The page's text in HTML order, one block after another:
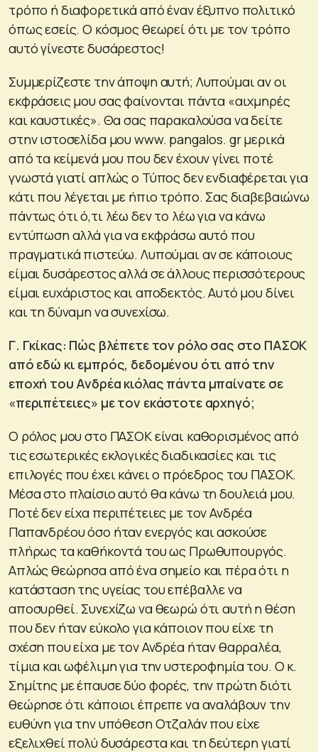
τρόπο ή διαφορετικά από έναν έξυπνο πολιτικό
όπως εσείς. Ο κόσμος θεωρεί ότι με τον τρόπο
αυτό γίνεστε δυσάρεστος!
Συμμερίζεστε την άποψη αυτή; Λυπούμαι αν οι
εκφράσεις μου σας φαίνονται πάντα «αιχμηρές
και καυστικές». Θα σας παρακαλούσα να δείτε
στην ιστοσελίδα μου www. pangalos. gr μερικά
από τα κείμενά μου που δεν έχουν γίνει ποτέ
γνωστά γιατί απλώς ο Τύπος δεν ενδιαφέρεται για
κάτι που λέγεται με ήπιο τρόπο. Σας διαβεβαιώνω
πάντως ότι ό,τι λέω δεν το λέω για να κάνω
εντύπωση αλλά για να εκφράσω αυτό που
πραγματικά πιστεύω. Λυπούμαι αν σε κάποιους
είμαι δυσάρεστος αλλά σε άλλους περισσότερους
είμαι ευχάριστος και αποδεκτός. Αυτό μου δίνει
και τη δύναμη να συνεχίσω.
Γ. Γκίκας: Πώς βλέπετε τον ρόλο σας στο ΠΑΣΟΚ
από εδώ κι εμπρός, δεδομένου ότι από την
εποχή του Ανδρέα κιόλας πάντα μπαίνατε σε
«περιπέτειες» με τον εκάστοτε αρχηγό;
Ο ρόλος μου στο ΠΑΣΟΚ είναι καθορισμένος από
τις εσωτερικές εκλογικές διαδικασίες και τις
επιλογές που έχει κάνει ο πρόεδρος του ΠΑΣΟΚ.
Μέσα στο πλαίσιο αυτό θα κάνω τη δουλειά μου.
Ποτέ δεν είχα περιπέτειες με τον Ανδρέα
Παπανδρέου όσο ήταν ενεργός και ασκούσε
πλήρως τα καθήκοντά του ως Πρωθυπουργός.
Απλώς θεώρησα από ένα σημείο και πέρα ότι η
κατάσταση της υγείας του επέβαλλε να
αποσυρθεί. Συνεχίζω να θεωρώ ότι αυτή η θέση
που δεν ήταν εύκολο για κάποιον που είχε τη
σχέση που είχα με τον Ανδρέα ήταν θαρραλέα,
τίμια και ωφέλιμη για την υστεροφημία του. Ο κ.
Σημίτης με έπαυσε δύο φορές, την πρώτη διότι
θεώρησε ότι κάποιοι έπρεπε να αναλάβουν την
ευθύνη για την υπόθεση Οτζαλάν που είχε
εξελιχθεί πολύ δυσάρεστα και τη δεύτερη γιατί